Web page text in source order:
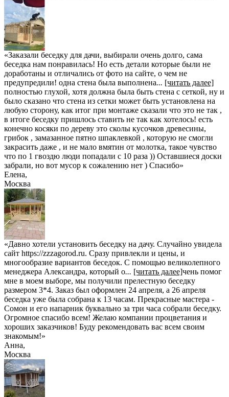
«Заказали беседку для дачи, выбирали очень долго, сама
беседка нам понравилась! Но есть детали которые были не
доработаны и отличались от фото на сайте, о чем не
предупредили! одна стена была выполнена... [читать далее]
полностью глухой, хотя должна была быть стена с сеткой, ну и
было сказано что стена из сетки может быть установлена на
любую сторону, как итог при монтаже сказали что это не так ,
в итоге беседку пришлось ставить не так как хотелось! есть
конечно косяки по дереву это сколы кусочков древесины,
грибок , замазанное пятно шпаклевкой , которую не смогли
закрасить даже , и не мало вмятин от молотка, такое чувство
что по 1 гвоздю люди попадали с 10 раза )) Оставшиеся доски
забрали, но вот мусор к сожалению нет ) Спасибо»
Елена,
Москва
«Давно хотели установить беседку на дачу. Случайно увидела
сайт https://zzzagorod.ru. Сразу привлекли и цены, и
многообразие вариантов беседок. С помощью великолепного
менеджера Александра, который о... [читать далее]чень помог
мне в моем выборе, мы получили прелестную беседку
размером 3*4. Заказ был оформлен 24 апреля, а 26 апреля
беседка уже была собрана к 13 часам. Прекрасные мастера -
Сомон и его напарник буквально за три часа собрали беседку.
Огромное спасибо всем! Желаю компании процветания и
хороших заказчиков! Буду рекомендовать вас всем своим
знакомым!»
Анна,
Москва